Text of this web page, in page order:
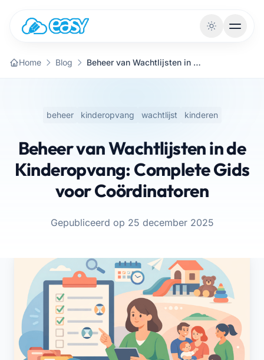
Home Blog Beheer van Wachtlijsten in de Kinderopvang: Complete Gids voor Coördinatoren
beheer kinderopvang wachtlijst kinderen
Beheer van Wachtlijsten in de
Kinderopvang: Complete Gids
voor Coördinatoren
Gepubliceerd op 25 december 2025